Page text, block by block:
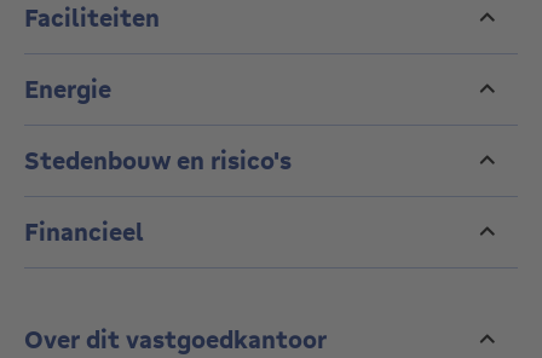
Faciliteiten
Energie
Stedenbouw en risico's
Financieel
Over dit vastgoedkantoor